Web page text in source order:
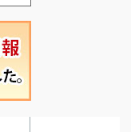
,信号機
機